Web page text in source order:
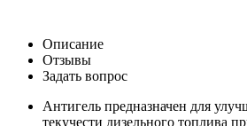
Описание
Отзывы
Задать вопрос
Антигель предназначен для
текучести дизельного топлива